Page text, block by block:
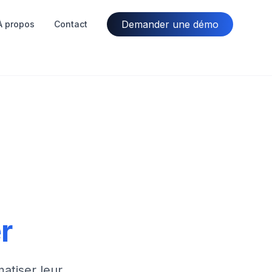
propos Contact Demander une démo